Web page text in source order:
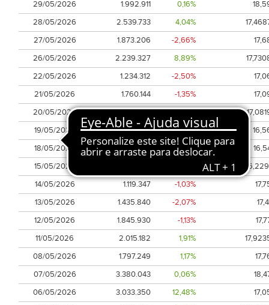
29/05/2026
1.992.911 0,16%
28/05/2026
2.539.733 4,04%
27/05/2026
1.873.206 -2,66%
26/05/2026
2.239.327 8,89%
22/05/2026
1.234.312 -2,50%
21/05/2026
1.760.144 -1,35%
20/05/2026
3.425.701 5,25%
19/05/2026
3.030.416 -0,52%
18/05/2026
3.011.139 4,74%
15/05/2026
14/05/2026
1.119.347 -1,03%
13/05/2026
1.435.840 -2,07%
12/05/2026
1.845.930 -1,13%
11/05/2026
2.015.182 1,91%
08/05/2026
1.797.249 1,17%
07/05/2026
3.380.043 0,06%
06/05/2026
3.033.350 12,48%